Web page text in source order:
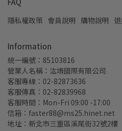
隱私權政策 會員說明 購物說明
Information
統一編號：85103816
營業人名稱：汯堉國際有限公司
客服專線：02-82873636
客服傳真：02-82839968
客服時間：Mon-Fri 09:00 -17:00
信箱：faster88@ms25.hinet.net
地址：新北市三重區溪尾街32號2樓